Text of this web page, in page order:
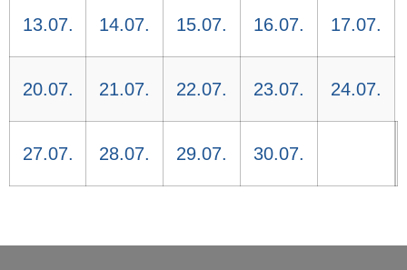
13.07. 14.07. 15.07. 16.07. 17.07.
20.07. 21.07. 22.07. 23.07. 24.07.
27.07. 28.07. 29.07. 30.07.